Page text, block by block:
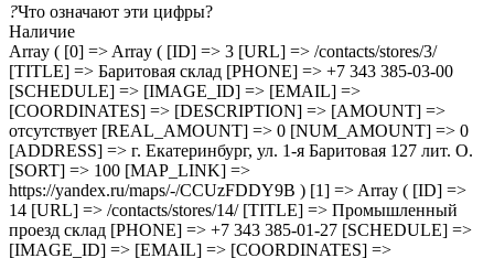
?Что означают эти цифры?
Наличие
Array ( [0] => Array ( [ID] => 3 [URL] => /contacts/stores/3/
[TITLE] => Баритовая склад [PHONE] => +7 343 385-03-00
[SCHEDULE] => [IMAGE_ID] => [EMAIL] =>
[COORDINATES] => [DESCRIPTION] => [AMOUNT] =>
отсутствует [REAL_AMOUNT] => 0 [NUM_AMOUNT] => 0
[ADDRESS] => г. Екатеринбург, ул. 1-я Баритовая 127 лит. О.
[SORT] => 100 [MAP_LINK] =>
https://yandex.ru/maps/-/CCUzFDDY9B ) [1] => Array ( [ID] =>
14 [URL] => /contacts/stores/14/ [TITLE] => Промышленный
проезд cклад [PHONE] => +7 343 385-01-27 [SCHEDULE] =>
[IMAGE_ID] => [EMAIL] => [COORDINATES] =>